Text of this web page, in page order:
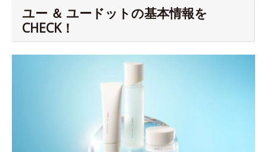
ユー ＆ ユードットの基本情報を
CHECK！